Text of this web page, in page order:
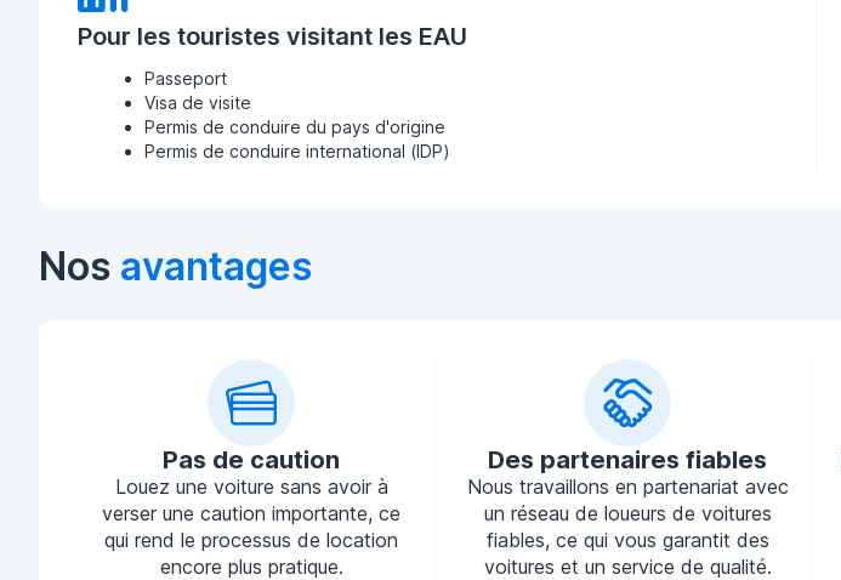
Pour les touristes visitant les EAU
Passeport
Visa de visite
Permis de conduire du pays d'origine
Permis de conduire international (IDP)
Nos avantages
Pas de caution
Louez une voiture sans avoir à
verser une caution importante, ce
qui rend le processus de location
encore plus pratique.
Des partenaires fiables
Nous travaillons en partenariat avec
un réseau de loueurs de voitures
fiables, ce qui vous garantit des
voitures et un service de qualité.